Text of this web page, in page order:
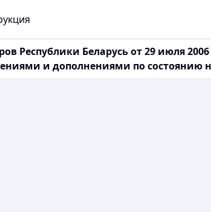
Республики Беларусь от 29 июля
и дополнениями по состоянию